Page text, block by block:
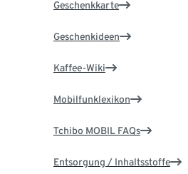
Geschenkkarte
Geschenkideen
Kaffee-Wiki
Mobilfunklexikon
Tchibo MOBIL FAQs
Entsorgung / Inhaltsstoffe